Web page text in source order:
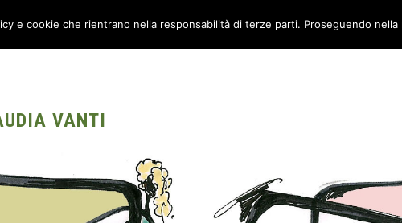
CANTIERE METABOX
VANTI
e cookie che rientrano nella responsabilità di terze parti. Proseguendo nella